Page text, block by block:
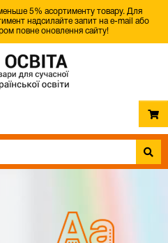
5% асортименту товару. Для
надсилайте запит на e-mail або
повне оновлення сайту!